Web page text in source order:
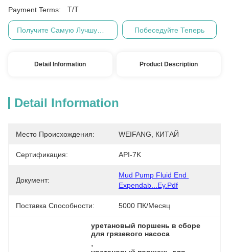
Payment Terms: Т/Т
Побеседуйте Теперь
Detail Information Product Description
Detail Information
Место Происхождения: WEIFANG, КИТАЙ
Сертификация: API-7K
Документ:
Mud Pump Fluid End
Expendab...ey.pdf
Поставка Способности: 5000 ПК/месяц
уретановый поршень в сборе
для грязевого насоса
,